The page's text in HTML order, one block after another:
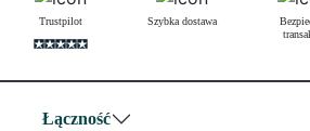
Trustpilot Szybka dostawa
Łączność